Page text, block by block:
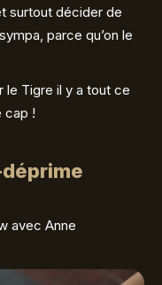
surtout décider de
parce qu’on le
le Tigre il y a tout ce
cap !
avec Anne